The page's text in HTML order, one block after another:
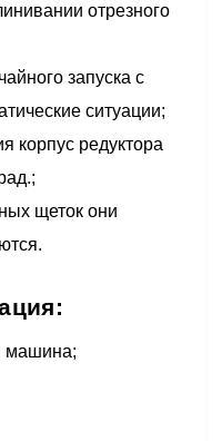
отрезного
запуска с
ситуации;
корпус редуктора
щеток они
машина;